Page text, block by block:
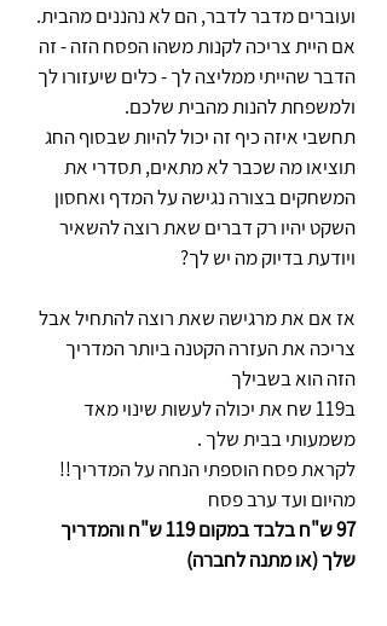
ועוברים מדבר לדבר, הם לא נהננים מהבית.
אם היית צריכה לקנות משהו הפסח הזה - זה
הדבר שהייתי ממליצה לך - כלים שיעזורו לך
ולמשפחת להנות מהבית שלכם.
תחשבי איזה כיף זה יכול להיות שבסוף החג
תוציאו מה שכבר לא מתאים, תסדרי את
המשחקים בצורה נגישה על המדף ואחסון
השקט יהיו רק דברים שאת רוצה להשאיר
ויודעת בדיוק מה יש לך?
אז אם את מרגישה שאת רוצה להתחיל אבל
צריכה את העזרה הקטנה ביותר המדריך
הזה הוא בשבילך
ב119 שח את יכולה לעשות שינוי מאד
משמעותי בבית שלך .
לקראת פסח הוספתי הנחה על המדריך!!
מהיום ועד ערב פסח
97 ש"ח בלבד במקום 119 ש"ח והמדריך
שלך (או מתנה לחברה)